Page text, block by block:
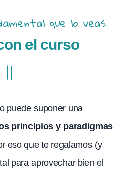
que lo veas.
el curso
puede suponer una
principios y paradigmas
eso que te regalamos (y
para aprovechar bien el